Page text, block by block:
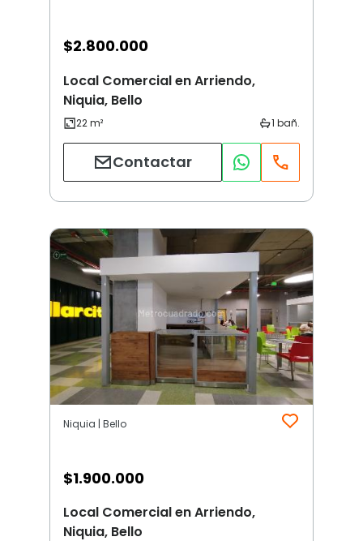
$2.800.000
Local Comercial en Arriendo,
Niquia, Bello
Contactar
Niquia | Bello
$1.900.000
Local Comercial en Arriendo,
Niquia, Bello